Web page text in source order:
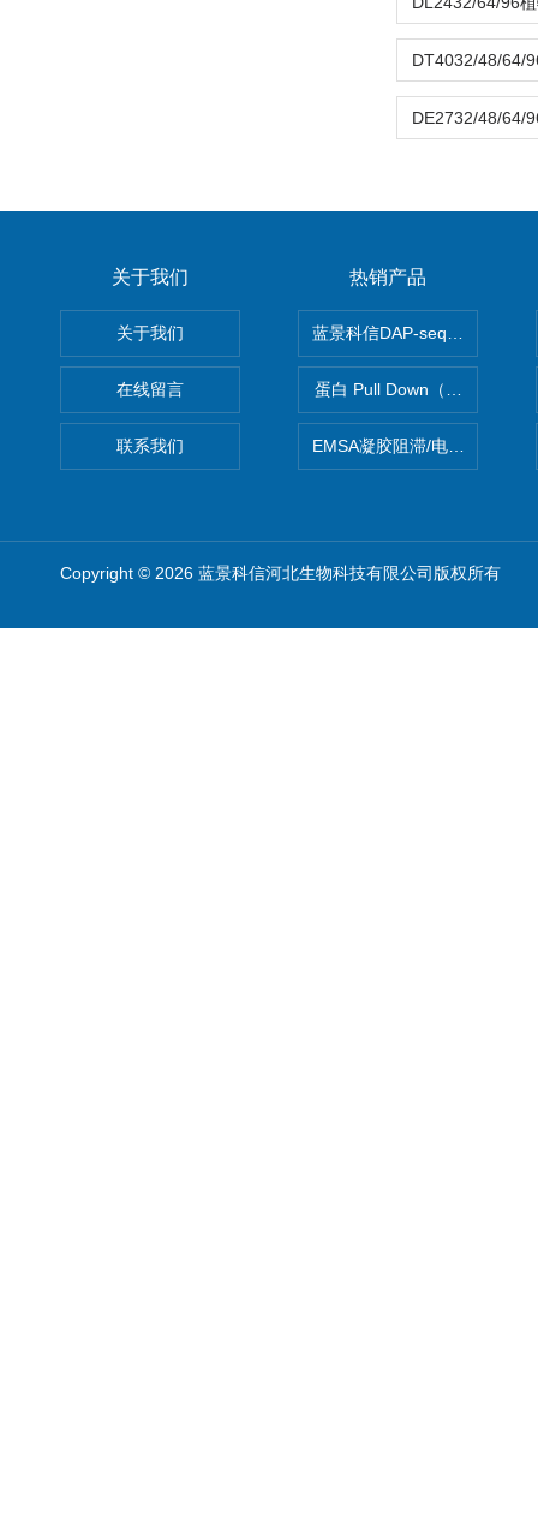
关于我们
关于我们
在线留言
联系我们
热销产品
蓝景科信DAP-seq技术服务实
蛋白 Pull Down（蛋白和蛋白
EMSA凝胶阻滞/电泳迁移率实
Copyright © 2026 蓝景科信河北生物科技有限公司版权所有